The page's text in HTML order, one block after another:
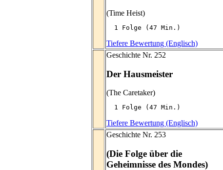
(Time Heist)
  1 Folge (47 Min.)
Tiefere Bewertung (Englisch)
Geschichte Nr. 252
Der Hausmeister
(The Caretaker)
  1 Folge (47 Min.)
Tiefere Bewertung (Englisch)
Geschichte Nr. 253
(Die Folge über die
Geheimnisse des Mondes)